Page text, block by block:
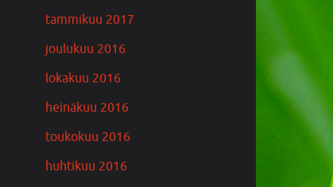
tammikuu 2017
joulukuu 2016
lokakuu 2016
heinäkuu 2016
toukokuu 2016
huhtikuu 2016